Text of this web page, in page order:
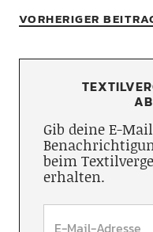
VORHERIGER
Gib deine E-
beim
erhalten.